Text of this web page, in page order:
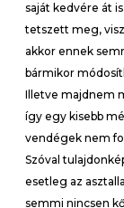
saját kedvére át
tetszett meg,
akkor ennek
bármikor
Illetve majdnem
így egy kisebb
vendégek nem
Szóval
esetleg az
semmi nincsen